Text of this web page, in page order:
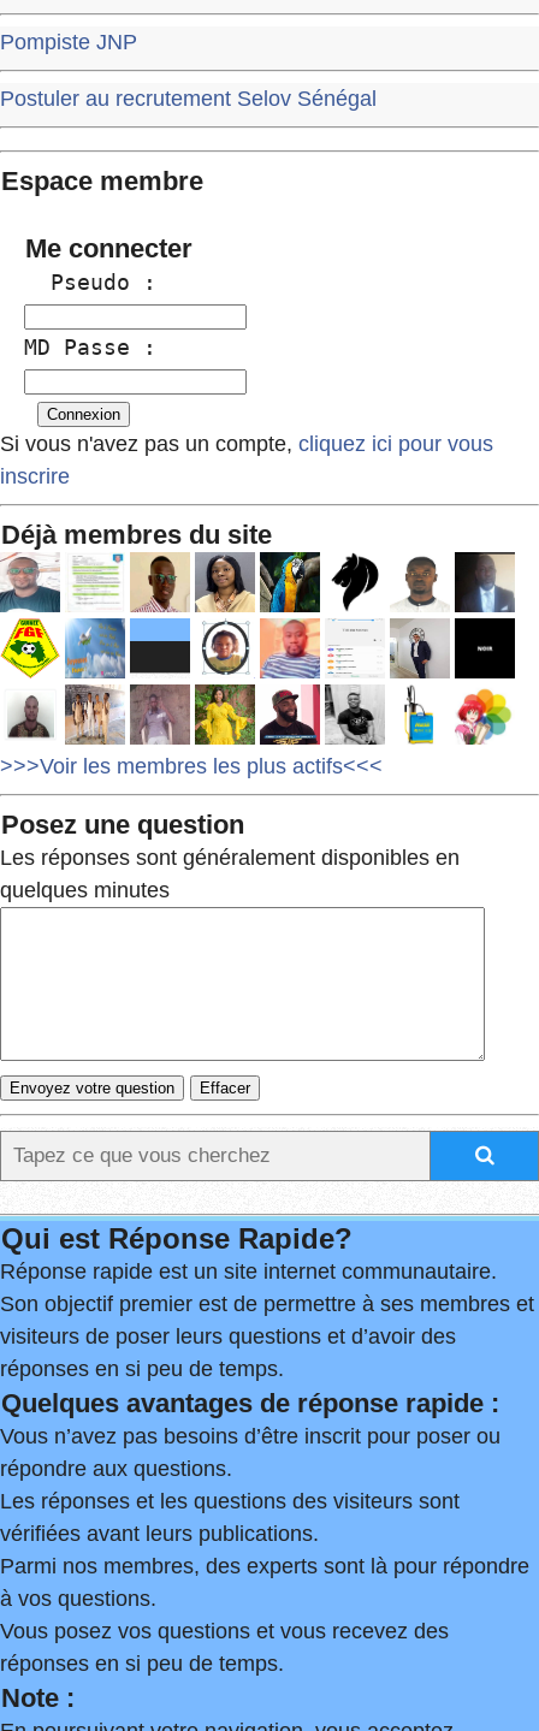
Pompiste JNP
Postuler au recrutement Selov Sénégal
Espace membre
Me connecter
  Pseudo :
MD Passe :
Si vous n'avez pas un compte, cliquez ici pour vous
inscrire
Déjà membres du site
>>>Voir les membres les plus actifs<<<
Posez une question
Les réponses sont généralement disponibles en
quelques minutes
Qui est Réponse Rapide?
Réponse rapide est un site internet communautaire.
Son objectif premier est de permettre à ses membres et
visiteurs de poser leurs questions et d’avoir des
réponses en si peu de temps.
Quelques avantages de réponse rapide :
Vous n’avez pas besoins d’être inscrit pour poser ou
répondre aux questions.
Les réponses et les questions des visiteurs sont
vérifiées avant leurs publications.
Parmi nos membres, des experts sont là pour répondre
à vos questions.
Vous posez vos questions et vous recevez des
réponses en si peu de temps.
Note :